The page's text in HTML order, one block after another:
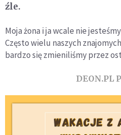
źle.
Moja żona i ja wcale nie
Często wielu naszych
bardzo się zmieniliśmy przez
DEON.PL